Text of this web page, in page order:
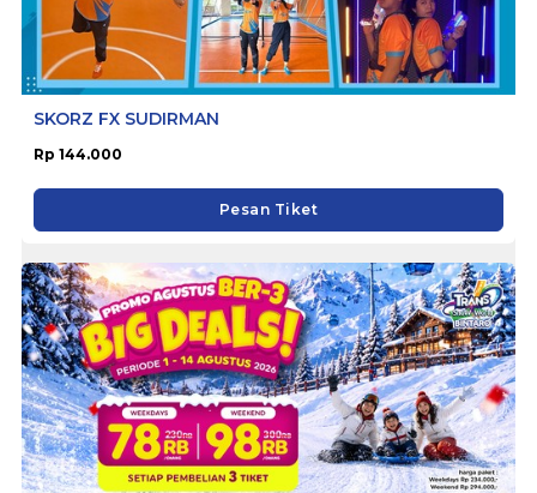
SKORZ FX SUDIRMAN
Rp 144.000
Pesan Tiket